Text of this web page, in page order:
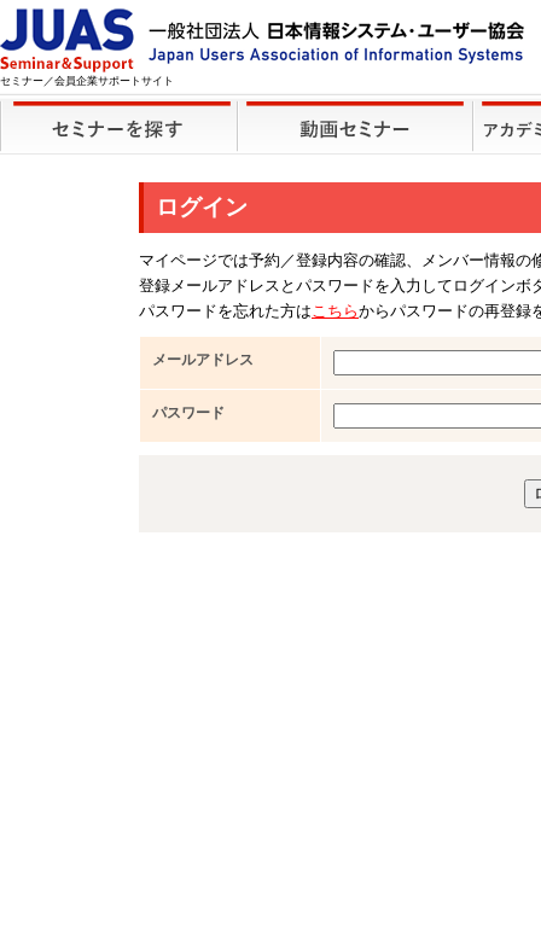
セミナー／会員企業サポートサイト
ログイン
マイページでは予約／登録内容の確認、メンバー情報の
登録メールアドレスとパスワードを入力してログインボ
パスワードを忘れた方はこちらからパスワードの再登録
メールアドレス
パスワード